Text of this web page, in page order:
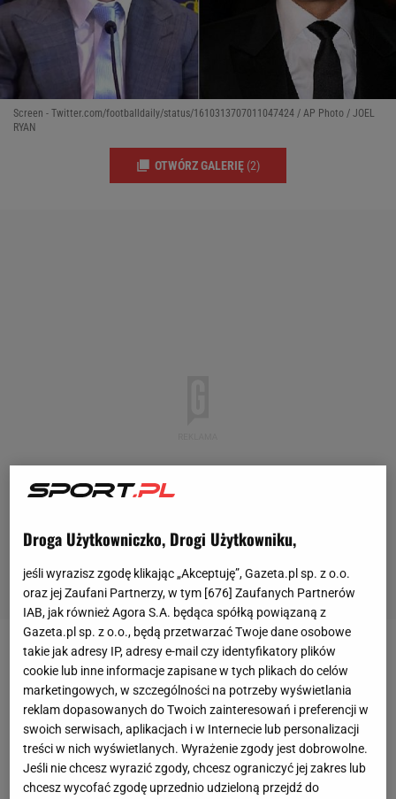
Screen - Twitter.com/footballdaily/status/1610313707011047424 / AP Photo / JOEL
RYAN
OTWÓRZ GALERIĘ (2)
W ostatnich miesiącachCristiano Ronaldonie
schodzi ze świeczników i wzbudza ogromne
zainteresowanie mediów. Wszystko za sprawą sagi
transferowej związanej z opuszczeniem
Manchesteru United, a także kontrowersyjnego
wywiadu udzielonego Piersowi Morganowi. Teraz
Droga Użytkowniczko, Drogi Użytkowniku,
jeśli wyrazisz zgodę klikając „Akceptuję”, Gazeta.pl sp. z o.o.
oraz jej Zaufani Partnerzy, w tym [676] Zaufanych Partnerów
IAB, jak również Agora S.A. będąca spółką powiązaną z
Gazeta.pl sp. z o.o., będą przetwarzać Twoje dane osobowe
takie jak adresy IP, adresy e-mail czy identyfikatory plików
cookie lub inne informacje zapisane w tych plikach do celów
marketingowych, w szczególności na potrzeby wyświetlania
reklam dopasowanych do Twoich zainteresowań i preferencji w
swoich serwisach, aplikacjach i w Internecie lub personalizacji
treści w nich wyświetlanych. Wyrażenie zgody jest dobrowolne.
Jeśli nie chcesz wyrazić zgody, chcesz ograniczyć jej zakres lub
chcesz wycofać zgodę uprzednio udzieloną przejdź do